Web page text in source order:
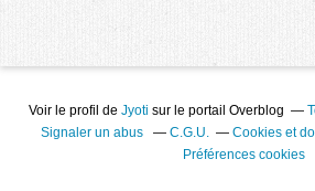
Voir le profil de Jyoti sur le portail Overblog
Signaler un abus
C.G.U.
Cookies et
Préférences cookies